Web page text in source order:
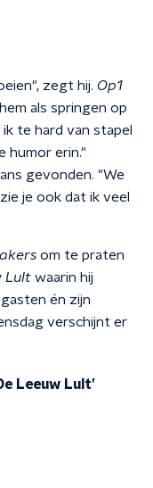
zegt hij. Op1
als springen op
te hard van stapel
humor erin."
gevonden. "We
je ook dat ik veel
om te praten
Lult waarin hij
én zijn
verschijnt er
Leeuw Lult’